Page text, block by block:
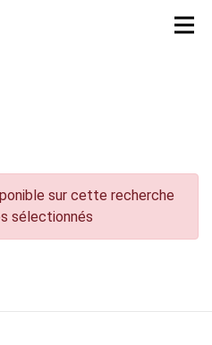
sur cette recherche
sélectionnés